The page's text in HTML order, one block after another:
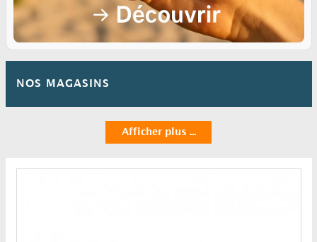
NOS MAGASINS
Afficher plus ...